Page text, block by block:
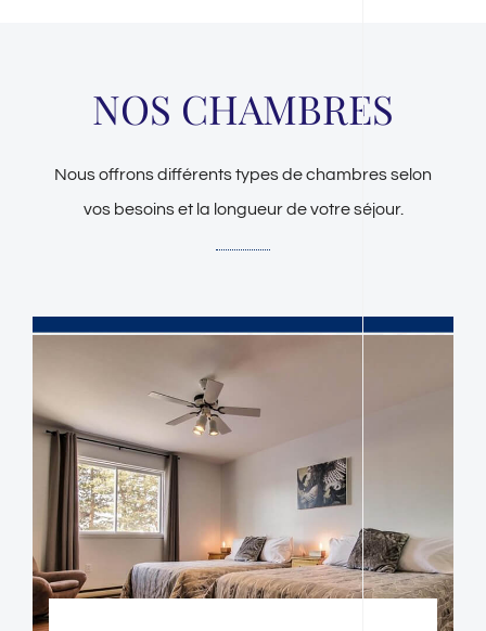
NOS CHAMBRES
Nous offrons différents types de chambres selon
vos besoins et la longueur de votre séjour.